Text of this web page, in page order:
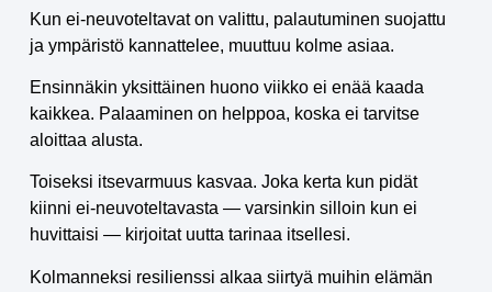
Kun ei-neuvoteltavat on valittu, palautuminen suojattu
ja ympäristö kannattelee, muuttuu kolme asiaa.
Ensinnäkin yksittäinen huono viikko ei enää kaada
kaikkea. Palaaminen on helppoa, koska ei tarvitse
aloittaa alusta.
Toiseksi itsevarmuus kasvaa. Joka kerta kun pidät
kiinni ei-neuvoteltavasta — varsinkin silloin kun ei
huvittaisi — kirjoitat uutta tarinaa itsellesi.
Kolmanneksi resilienssi alkaa siirtyä muihin elämän